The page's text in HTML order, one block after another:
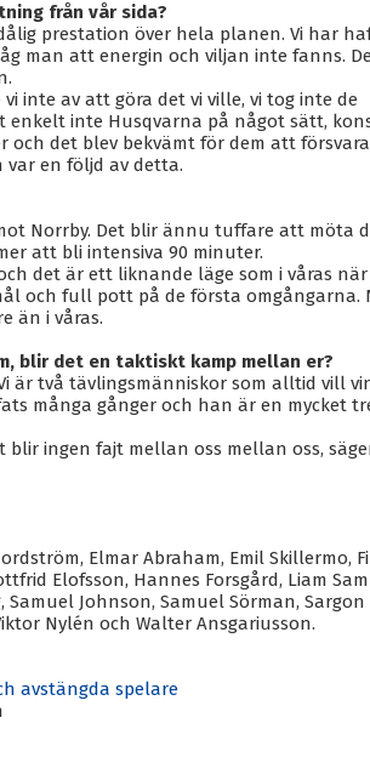
från vår sida?
prestation över hela planen. Vi har
man att energin och viljan inte fanns.
inte av att göra det vi ville, vi tog inte de
enkelt inte Husqvarna på något sätt,
och det blev bekvämt för dem att försvara
var en följd av detta.
Norrby. Det blir ännu tuffare att möta
att bli intensiva 90 minuter.
det är ett liknande läge som i våras
och full pott på de första omgångarna.
än i våras.
blir det en taktiskt kamp mellan er?
är två tävlingsmänniskor som alltid vill
många gånger och han är en mycket
blir ingen fajt mellan oss mellan oss,
Elmar Abraham, Emil Skillermo,
Elofsson, Hannes Forsgård, Liam
Samuel Johnson, Samuel Sörman, Sargon
Nylén och Walter Ansgariusson.
avstängda spelare